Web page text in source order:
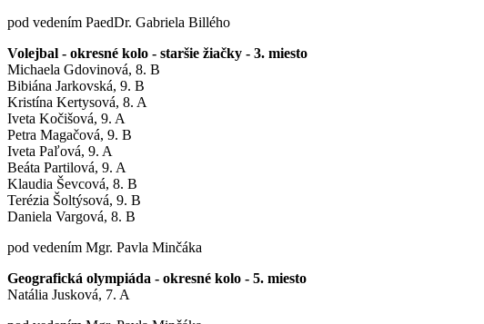
pod vedením PaedDr. Gabriela Billého
Volejbal - okresné kolo - staršie žiačky - 3. miesto
Michaela Gdovinová, 8. B
Bibiána Jarkovská, 9. B
Kristína Kertysová, 8. A
Iveta Kočišová, 9. A
Petra Magačová, 9. B
Iveta Paľová, 9. A
Beáta Partilová, 9. A
Klaudia Ševcová, 8. B
Terézia Šoltýsová, 9. B
Daniela Vargová, 8. B
pod vedením Mgr. Pavla Minčáka
Geografická olympiáda - okresné kolo - 5. miesto
Natália Jusková, 7. A